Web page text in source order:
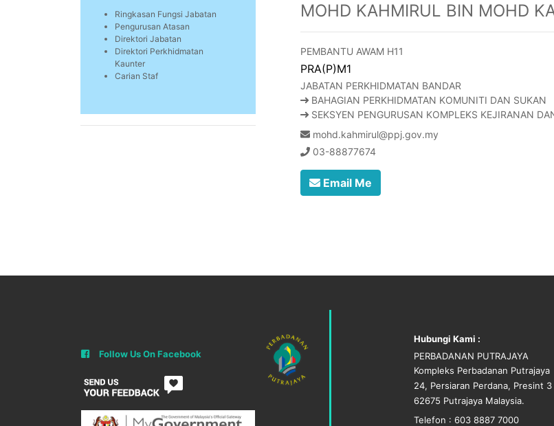
Ringkasan Fungsi Jabatan
Pengurusan Atasan
Direktori Jabatan
Direktori Perkhidmatan
Kaunter
Carian Staf
MOHD KAHMIRUL BIN MOHD
PEMBANTU AWAM H11
PRA(P)M1
JABATAN PERKHIDMATAN BANDAR
BAHAGIAN PERKHIDMATAN KOMUNITI DAN SUKAN
SEKSYEN PENGURUSAN KOMPLEKS KEJIRANAN
mohd.kahmirul@ppj.gov.my
03-88877674
Email Me
Follow Us On Facebook
Hubungi Kami :
PERBADANAN PUTRAJAYA
Kompleks Perbadanan Putrajaya
24, Persiaran Perdana, Presint 3
62675 Putrajaya Malaysia.
Telefon : 603 8887 7000